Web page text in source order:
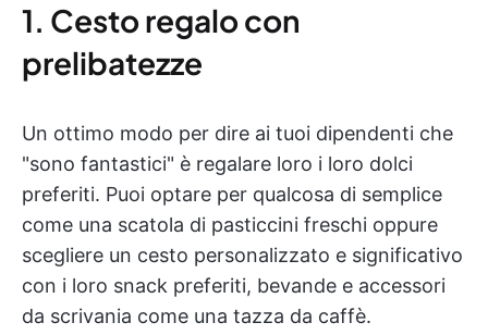
1. Cesto regalo con
prelibatezze
Un ottimo modo per dire ai tuoi dipendenti che
"sono fantastici" è regalare loro i loro dolci
preferiti. Puoi optare per qualcosa di semplice
come una scatola di pasticcini freschi oppure
scegliere un cesto personalizzato e significativo
con i loro snack preferiti, bevande e accessori
da scrivania come una tazza da caffè.